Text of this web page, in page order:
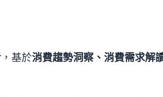
，基於消費趨勢洞察、消費需求解